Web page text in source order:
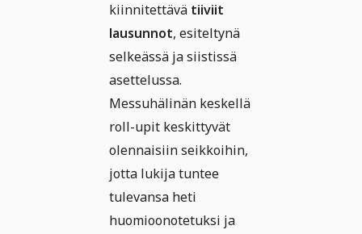
kiinnitettävä tiiviit
lausunnot, esiteltynä
selkeässä ja siistissä
asettelussa.
Messuhälinän keskellä
roll-upit keskittyvät
olennaisiin seikkoihin,
jotta lukija tuntee
tulevansa heti
huomioonotetuksi ja